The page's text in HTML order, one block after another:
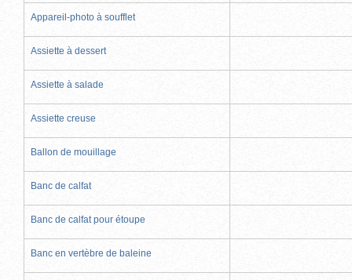
Appareil-photo à soufflet
Assiette à dessert
Assiette à salade
Assiette creuse
Ballon de mouillage
Banc de calfat
Banc de calfat pour étoupe
Banc en vertèbre de baleine